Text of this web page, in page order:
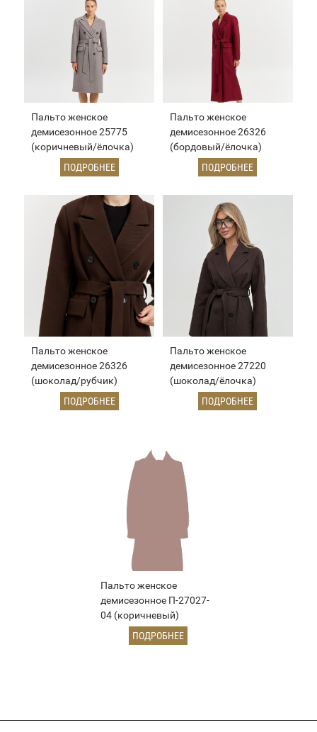
Пальто женское
демисезонное 25775
(коричневый/ёлочка)
ПОДРОБНЕЕ
Пальто женское
демисезонное 26326
(бордовый/ёлочка)
ПОДРОБНЕЕ
Пальто женское
демисезонное 26326
(шоколад/рубчик)
ПОДРОБНЕЕ
Пальто женское
демисезонное 27220
(шоколад/ёлочка)
ПОДРОБНЕЕ
Пальто женское
демисезонное П-27027-
04 (коричневый)
ПОДРОБНЕЕ